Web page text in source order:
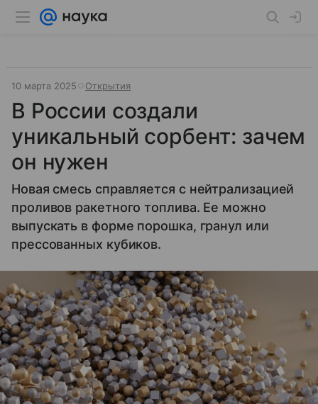
10 марта 2025 Открытия
В России создали
уникальный сорбент: зачем
он нужен
Новая смесь справляется с нейтрализацией
проливов ракетного топлива. Ее можно
выпускать в форме порошка, гранул или
прессованных кубиков.